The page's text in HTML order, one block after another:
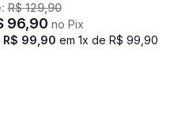
R$ 129,90
96,90 no Pix
R$ 99,90 em 1x de R$ 99,90